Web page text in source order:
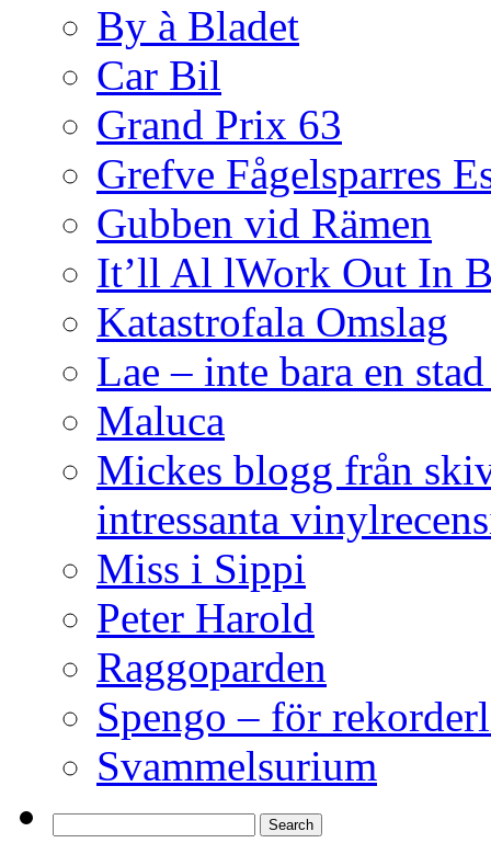
By à Bladet
Car Bil
Grand Prix 63
Grefve Fågelsparres
Gubben vid Rämen
It’ll Al lWork Out In
Katastrofala Omslag
Lae – inte bara en
Maluca
Mickes blogg från
intressanta
Miss i Sippi
Peter Harold
Raggoparden
Spengo – för
Svammelsurium